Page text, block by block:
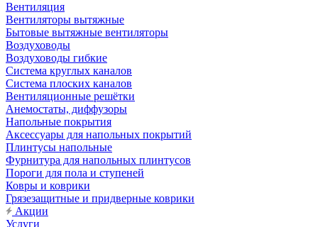
Вентиляция
Вентиляторы вытяжные
Бытовые вытяжные вентиляторы
Воздуховоды
Воздуховоды гибкие
Система круглых каналов
Система плоских каналов
Вентиляционные решётки
Анемостаты, диффузоры
Напольные покрытия
Аксессуары для напольных покрытий
Плинтусы напольные
Фурнитура для напольных плинтусов
Пороги для пола и ступеней
Ковры и коврики
Грязезащитные и придверные коврики
Акции
Услуги